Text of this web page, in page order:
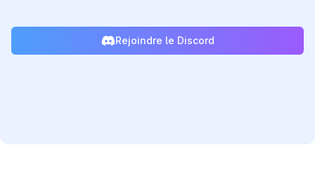
Rejoindre le Discord